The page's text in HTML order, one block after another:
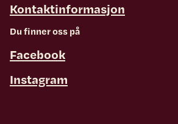
Kontaktinformasjon
Du finner oss på
Facebook
Instagram